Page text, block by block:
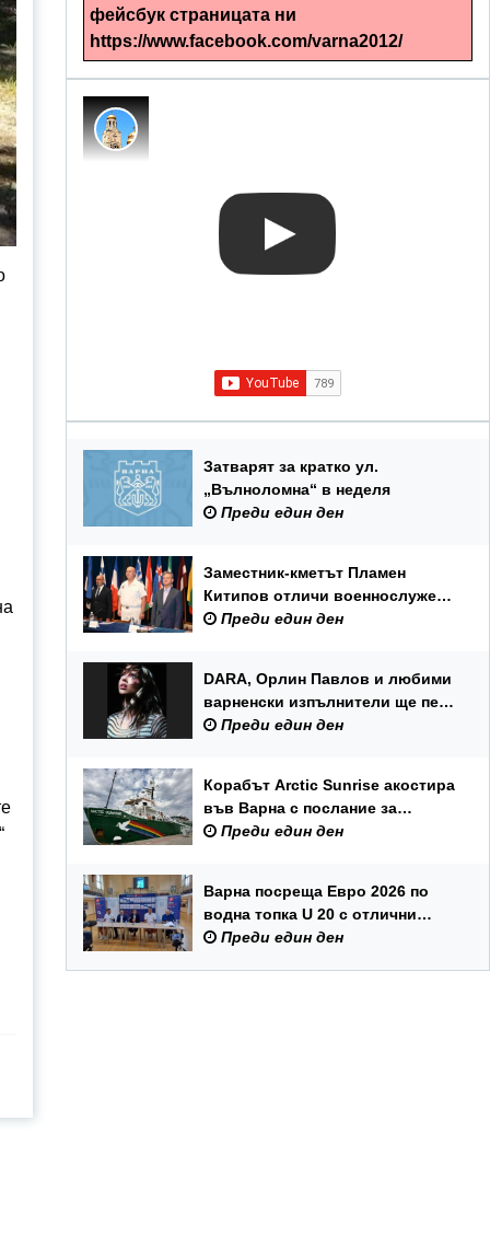
фейсбук страницата ни
https://www.facebook.com/varna2012/
Затварят за кратко ул.
„Вълноломна“ в неделя
Преди един ден
Заместник-кметът Пламен
Китипов отличи военнослужещи
и цивилни служители по повод
Преди един ден
DARA, Орлин Павлов и любими
варненски изпълнители ще пеят
на празника на Варна
Преди един ден
Корабът Arctic Sunrise акостира
във Варна с послание за
опазването на Черно море
Преди един ден
Варна посреща Евро 2026 по
водна топка U 20 с отлични
условия на състезателните
Преди един ден